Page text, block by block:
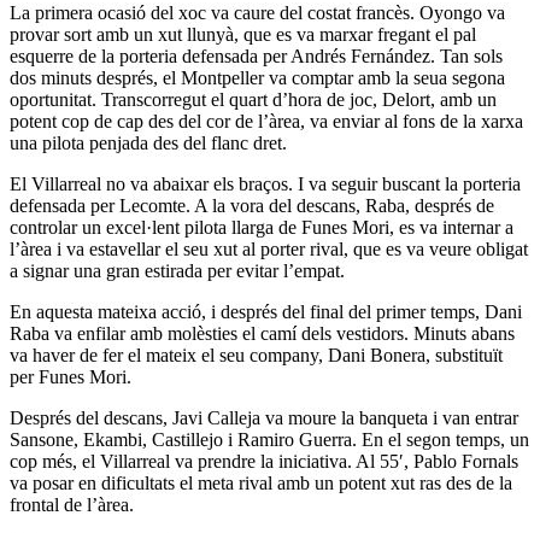
La primera ocasió del xoc va caure del costat francès. Oyongo va
provar sort amb un xut llunyà, que es va marxar fregant el pal
esquerre de la porteria defensada per Andrés Fernández. Tan sols
dos minuts després, el Montpeller va comptar amb la seua segona
oportunitat. Transcorregut el quart d’hora de joc, Delort, amb un
potent cop de cap des del cor de l’àrea, va enviar al fons de la xarxa
una pilota penjada des del flanc dret.
El Villarreal no va abaixar els braços. I va seguir buscant la porteria
defensada per Lecomte. A la vora del descans, Raba, després de
controlar un excel·lent pilota llarga de Funes Mori, es va internar a
l’àrea i va estavellar el seu xut al porter rival, que es va veure obligat
a signar una gran estirada per evitar l’empat.
En aquesta mateixa acció, i després del final del primer temps, Dani
Raba va enfilar amb molèsties el camí dels vestidors. Minuts abans
va haver de fer el mateix el seu company, Dani Bonera, substituït
per Funes Mori.
Després del descans, Javi Calleja va moure la banqueta i van entrar
Sansone, Ekambi, Castillejo i Ramiro Guerra. En el segon temps, un
cop més, el Villarreal va prendre la iniciativa. Al 55′, Pablo Fornals
va posar en dificultats el meta rival amb un potent xut ras des de la
frontal de l’àrea.